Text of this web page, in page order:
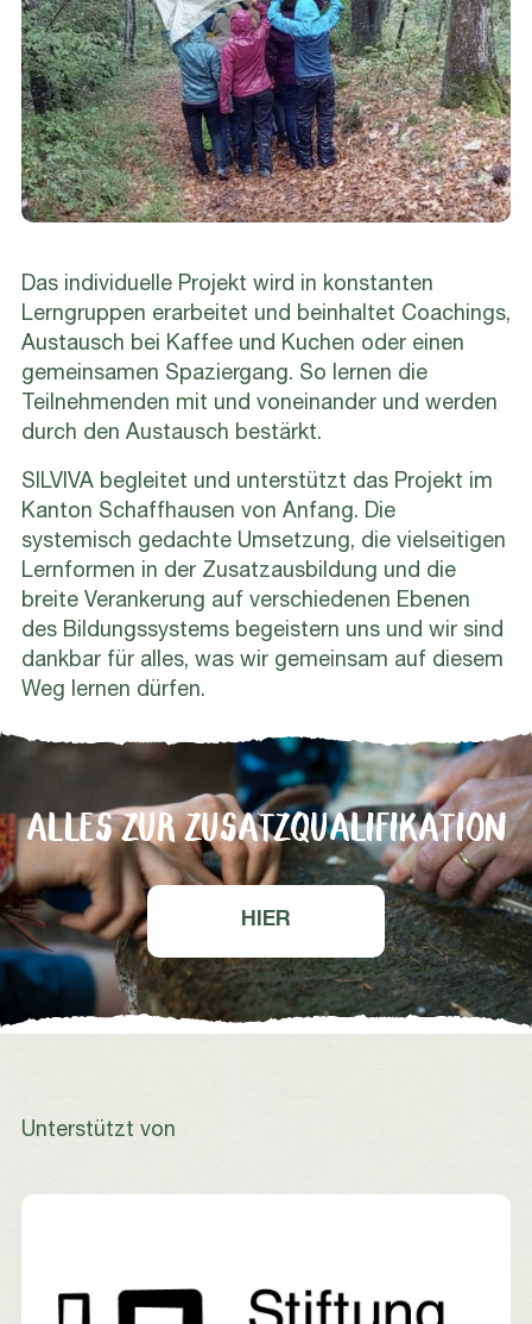
Das individuelle Projekt wird in konstanten
Lerngruppen erarbeitet und beinhaltet Coachings,
Austausch bei Kaffee und Kuchen oder einen
gemeinsamen Spaziergang. So lernen die
Teilnehmenden mit und voneinander und werden
durch den Austausch bestärkt.
SILVIVA begleitet und unterstützt das Projekt im
Kanton Schaffhausen von Anfang. Die
systemisch gedachte Umsetzung, die vielseitigen
Lernformen in der Zusatzausbildung und die
breite Verankerung auf verschiedenen Ebenen
des Bildungssystems begeistern uns und wir sind
dankbar für alles, was wir gemeinsam auf diesem
Weg lernen dürfen.
ALLES ZUR ZUSATZQUALIFIKATION
HIER
Unterstützt von